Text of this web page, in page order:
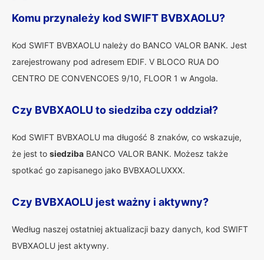
Komu przynależy kod SWIFT BVBXAOLU?
Kod SWIFT BVBXAOLU należy do BANCO VALOR BANK. Jest
zarejestrowany pod adresem EDIF. V BLOCO RUA DO
CENTRO DE CONVENCOES 9/10, FLOOR 1 w Angola.
Czy BVBXAOLU to siedziba czy oddział?
Kod SWIFT BVBXAOLU ma długość 8 znaków, co wskazuje,
że jest to siedziba BANCO VALOR BANK. Możesz także
spotkać go zapisanego jako BVBXAOLUXXX.
Czy BVBXAOLU jest ważny i aktywny?
Według naszej ostatniej aktualizacji bazy danych, kod SWIFT
BVBXAOLU jest aktywny.